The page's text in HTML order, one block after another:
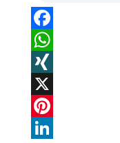
F
a
e
b
W
h
a
X
N
X
P